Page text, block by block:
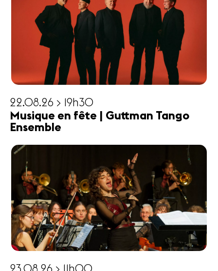
22.08.26 > 19h30
Musique en fête | Guttman Tango
Ensemble